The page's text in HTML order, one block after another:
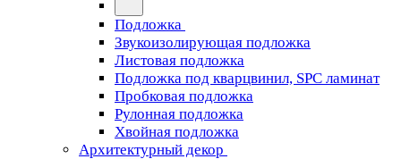
Подложка
Звукоизолирующая подложка
Листовая подложка
Подложка под кварцвинил, SPC ламинат
Пробковая подложка
Рулонная подложка
Хвойная подложка
Архитектурный декор